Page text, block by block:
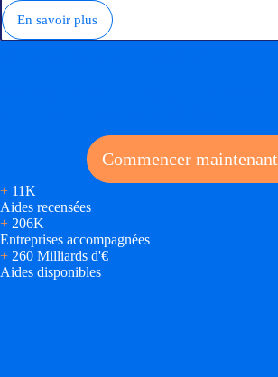
En savoir plus
Commencer maintenant
+ 11K
Aides recensées
+ 206K
Entreprises accompagnées
+ 260 Milliards d'€
Aides disponibles